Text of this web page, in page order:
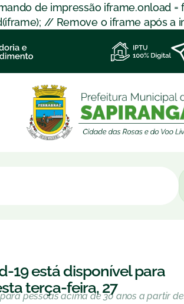
de impressão iframe.onload
// Remove o iframe após a
19 está disponível para
terça-feira, 27
pessoas acima de 30 anos a partir